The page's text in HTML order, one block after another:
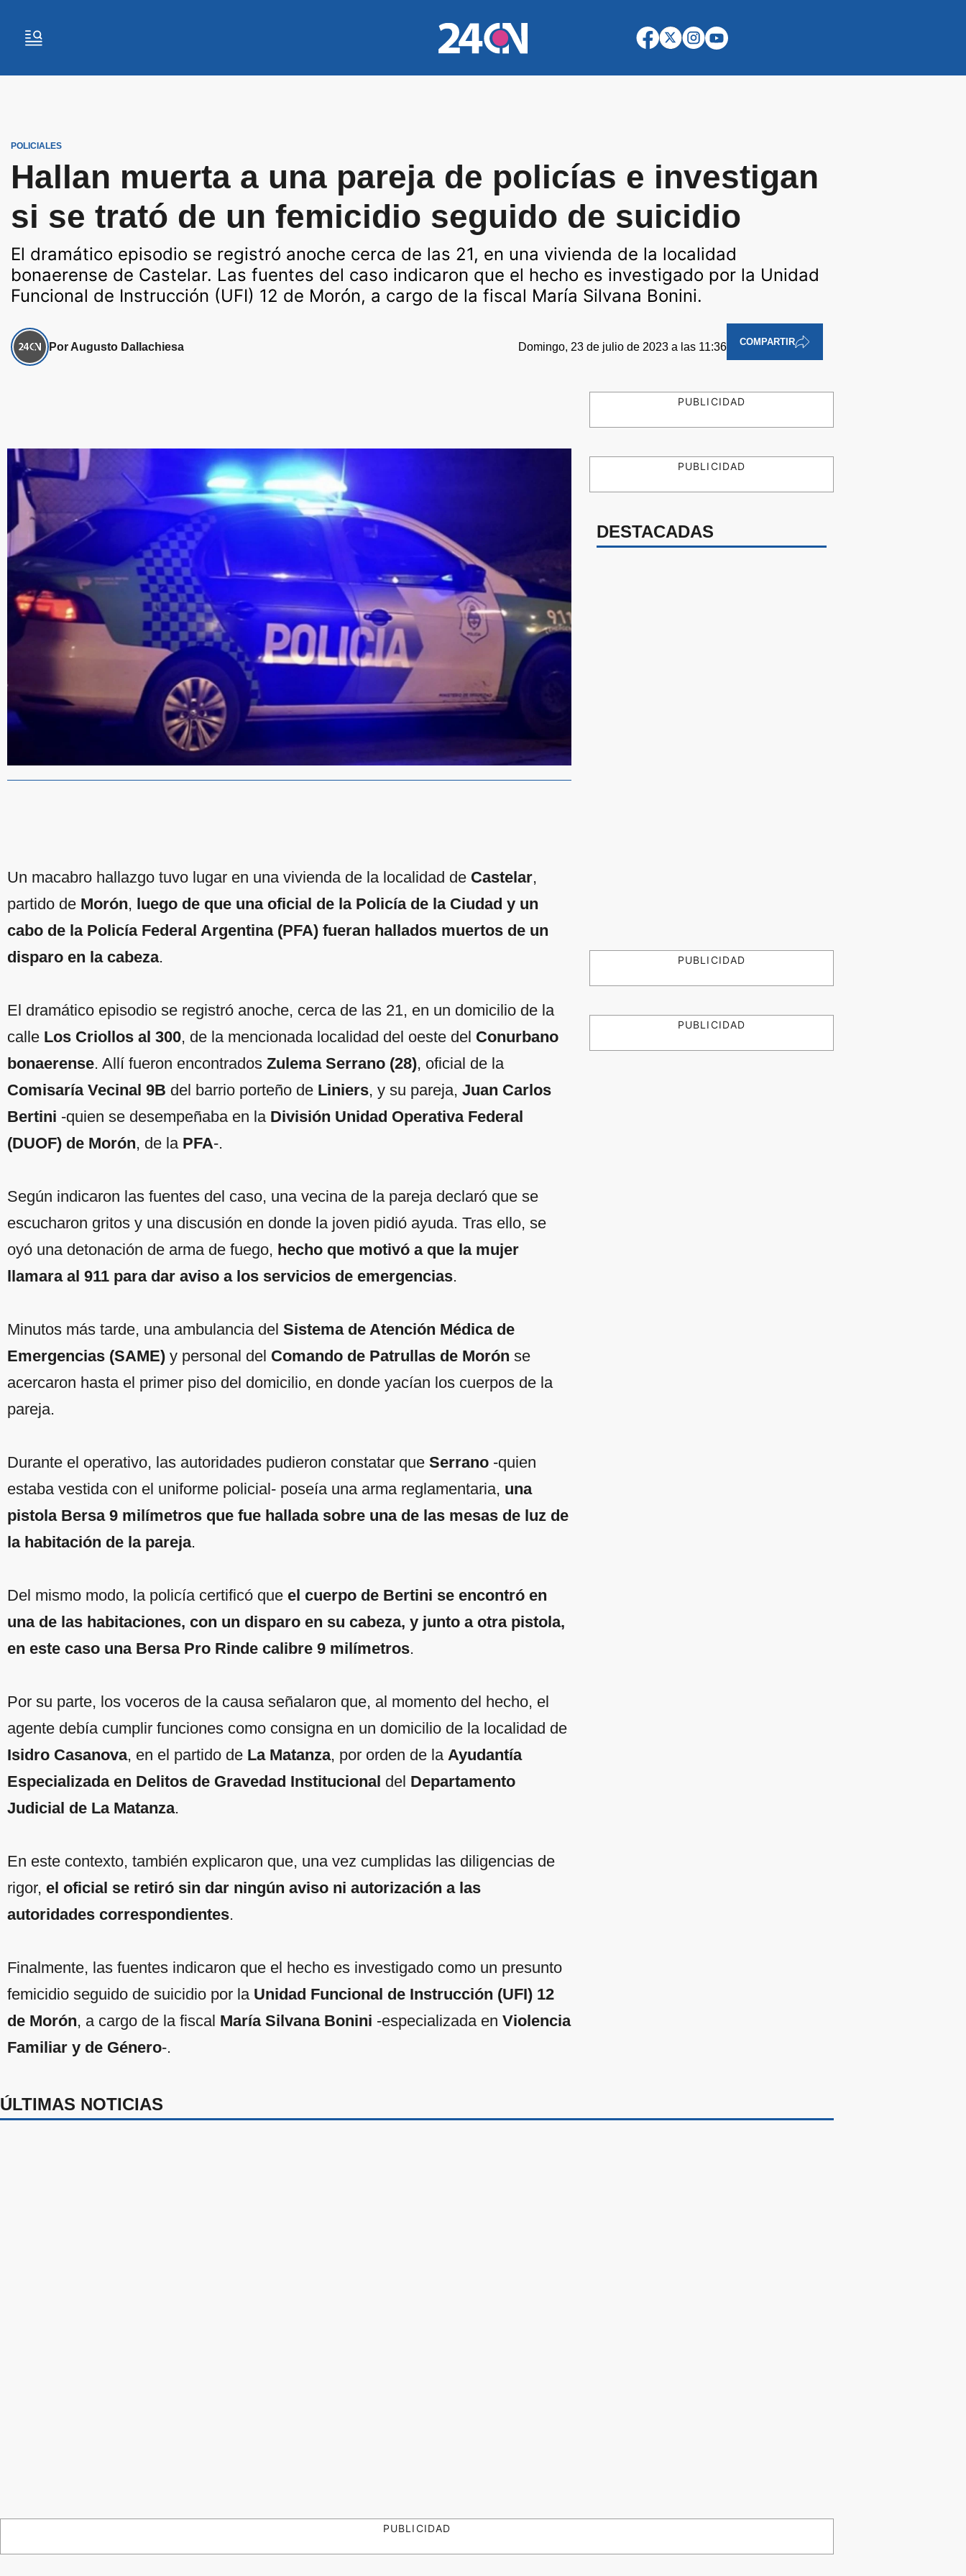
POLICIALES
Hallan muerta a una pareja de policías e investigan
si se trató de un femicidio seguido de suicidio
El dramático episodio se registró anoche cerca de las 21, en una vivienda de la localidad
bonaerense de Castelar. Las fuentes del caso indicaron que el hecho es investigado por la Unidad
Funcional de Instrucción (UFI) 12 de Morón, a cargo de la fiscal María Silvana Bonini.
Por Augusto Dallachiesa Domingo, 23 de julio de 2023 a las 11:36 COMPARTIR
Un macabro hallazgo tuvo lugar en una vivienda de la localidad de Castelar,
partido de Morón, luego de que una oficial de la Policía de la Ciudad y un
cabo de la Policía Federal Argentina (PFA) fueran hallados muertos de un
disparo en la cabeza.
El dramático episodio se registró anoche, cerca de las 21, en un domicilio de la
calle Los Criollos al 300, de la mencionada localidad del oeste del Conurbano
bonaerense. Allí fueron encontrados Zulema Serrano (28), oficial de la
Comisaría Vecinal 9B del barrio porteño de Liniers, y su pareja, Juan Carlos
Bertini -quien se desempeñaba en la División Unidad Operativa Federal
(DUOF) de Morón, de laPFA-.
Según indicaron las fuentes del caso, una vecina de la pareja declaró que se
escucharon gritos y una discusión en donde la joven pidió ayuda. Tras ello, se
oyó una detonación de arma de fuego, hecho que motivó a que la mujer
llamara al 911 para dar aviso a los servicios de emergencias.
Minutos más tarde, una ambulancia del Sistema de Atención Médica de
Emergencias (SAME) y personal del Comando de Patrullas de Morón se
acercaron hasta el primer piso del domicilio, en donde yacían los cuerpos de la
pareja.
Durante el operativo, las autoridades pudieron constatar que Serrano -quien
estaba vestida con el uniforme policial- poseía una arma reglamentaria, una
pistola Bersa 9 milímetros que fue hallada sobre una de las mesas de luz de
la habitación de la pareja.
Del mismo modo, la policía certificó que el cuerpo de Bertini se encontró en
una de las habitaciones, con un disparo en su cabeza, y junto a otra pistola,
en este caso una Bersa Pro Rinde calibre 9 milímetros.
Por su parte, los voceros de la causa señalaron que, al momento del hecho, el
agente debía cumplir funciones como consigna en un domicilio de la localidad de
Isidro Casanova, en el partido de La Matanza, por orden de la Ayudantía
Especializada en Delitos de Gravedad Institucional del Departamento
Judicial de La Matanza.
En este contexto, también explicaron que, una vez cumplidas las diligencias de
rigor, el oficial se retiró sin dar ningún aviso ni autorización a las
autoridades correspondientes.
Finalmente, las fuentes indicaron que el hecho es investigado como un presunto
femicidio seguido de suicidio por la Unidad Funcional de Instrucción (UFI) 12
de Morón, a cargo de la fiscal María Silvana Bonini -especializada en Violencia
Familiar y de Género-.
PUBLICIDAD
PUBLICIDAD
DESTACADAS
PUBLICIDAD
PUBLICIDAD
ÚLTIMAS NOTICIAS
PUBLICIDAD